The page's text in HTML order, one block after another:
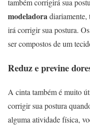
também corrigirá sua
modeladoradiariamente,
irá corrigir sua postura.
ser compostos de um
Reduz e previne
A cinta também é muito
corrigir sua postura
alguma atividade física,